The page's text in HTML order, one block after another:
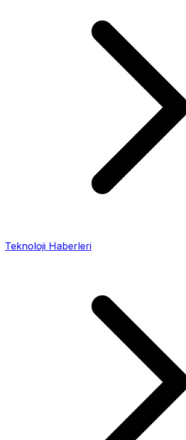
Teknoloji Haberleri